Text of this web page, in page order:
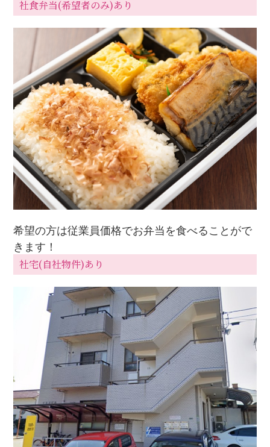
社食弁当(希望者のみ)あり
希望の方は従業員価格でお弁当を食べることがで
きます！
社宅(自社物件)あり